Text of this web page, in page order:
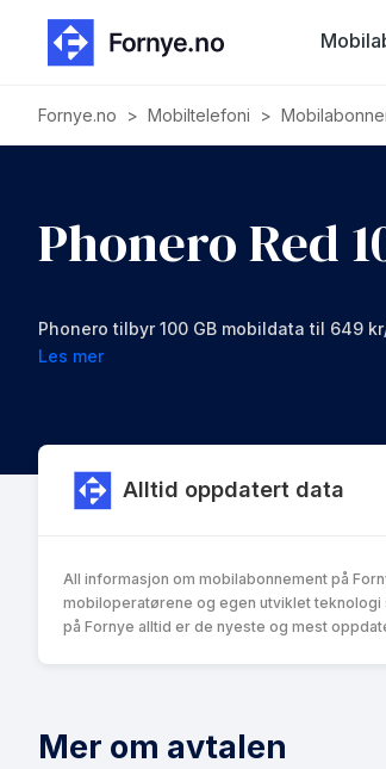
Fornye.no > Mobiltelefoni >
Phonero Red
Phonero tilbyr 100 GB mobildata til 649
Les mer
Alltid oppdatert data
All informasjon om mobilabonnement på
mobiloperatørene og egen utviklet
på Fornye alltid er de nyeste og mest
Mer om avtalen